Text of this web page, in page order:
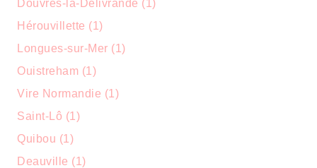
Douvres-la-Délivrande (1)
Hérouvillette (1)
Longues-sur-Mer (1)
Ouistreham (1)
Vire Normandie (1)
Saint-Lô (1)
Quibou (1)
Deauville (1)